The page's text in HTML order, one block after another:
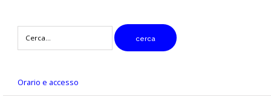
cercare
cerca
Orario e accesso